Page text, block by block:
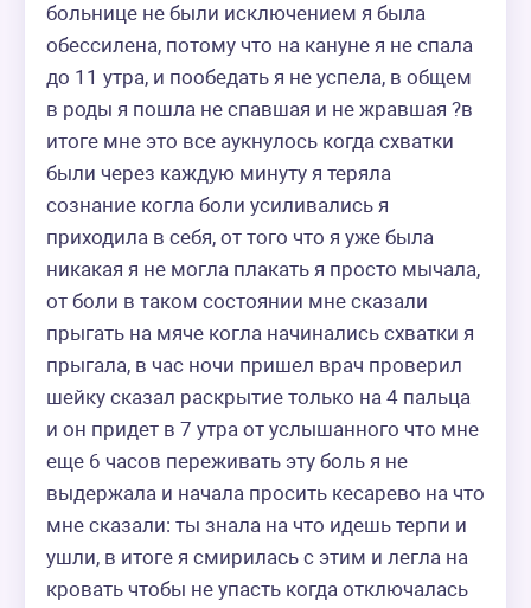
больнице не были исключением я была
обессилена, потому что на кануне я не спала
до 11 утра, и пообедать я не успела, в общем
в роды я пошла не спавшая и не жравшая ?в
итоге мне это все аукнулось когда схватки
были через каждую минуту я теряла
сознание когла боли усиливались я
приходила в себя, от того что я уже была
никакая я не могла плакать я просто мычала,
от боли в таком состоянии мне сказали
прыгать на мяче когла начинались схватки я
прыгала, в час ночи пришел врач проверил
шейку сказал раскрытие только на 4 пальца
и он придет в 7 утра от услышанного что мне
еще 6 часов переживать эту боль я не
выдержала и начала просить кесарево на что
мне сказали: ты знала на что идешь терпи и
ушли, в итоге я смирилась с этим и легла на
кровать чтобы не упасть когда отключалась